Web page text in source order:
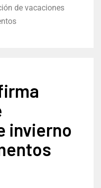
de vacaciones
invierno